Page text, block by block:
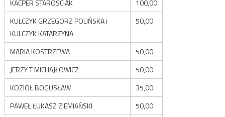
KACPER STAROŚCIAK
100,00
KULCZYK GRZEGORZ POLIŃSKA i
KULCZYK KATARZYNA
50,00
MARIA KOSTRZEWA
50,00
JERZY T MICHAJŁOWICZ
50,00
KOZIOŁ BOGUSŁAW
35,00
PAWEŁ ŁUKASZ ZIEMIAŃSKI
50,00